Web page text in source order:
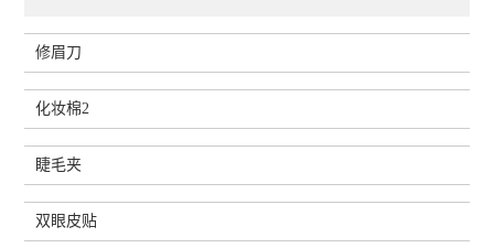
修眉刀
化妆棉2
睫毛夹
双眼皮贴